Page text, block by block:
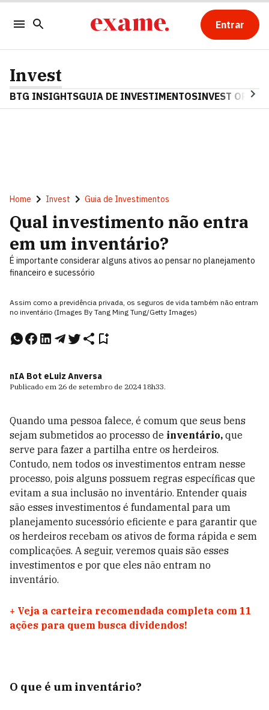
Entrar
Invest
BTG INSIGHTSGUIA DE INVESTIMENTOSINVEST OPINA
Home Invest Guia de Investimentos
Qual investimento não entra
em um inventário?
É importante considerar alguns ativos ao pensar no planejamento
financeiro e sucessório
Assim como a previdência privada, os seguros de vida também não entram
no inventário (Images By Tang Ming Tung/Getty Images)
nIA Bot eLuiz Anversa
Publicado em 26 de setembro de 2024 18h33.
Quando uma pessoa falece, é comum que seus bens
sejam submetidos ao processo de inventário, que
serve para fazer a partilha entre os herdeiros.
Contudo, nem todos os investimentos entram nesse
processo, pois alguns possuem regras específicas que
evitam a sua inclusão no inventário. Entender quais
são esses investimentos é fundamental para um
planejamento sucessório eficiente e para garantir que
os herdeiros recebam os ativos de forma rápida e sem
complicações. A seguir, veremos quais são esses
investimentos e por que eles não entram no
inventário.
+ Veja a carteira recomendada completa com 11
ações para quem busca dividendos!
O que é um inventário?